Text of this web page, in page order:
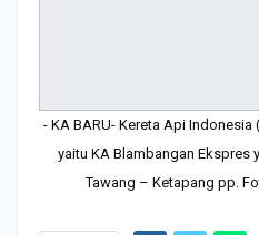
- KA BARU- Kereta Api
yaitu KA Blambangan Ekspres
Tawang – Ketapang pp.